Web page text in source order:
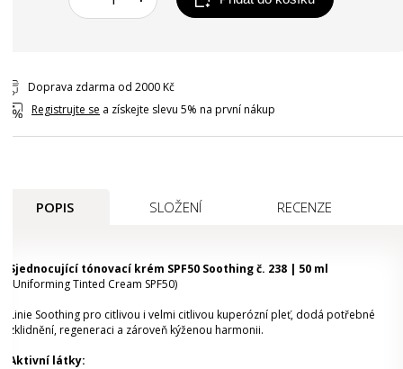
Doprava zdarma od 2000 Kč
Registrujte se a získejte slevu 5% na první nákup
POPIS SLOŽENÍ RECENZE
Sjednocující tónovací krém SPF50 Soothing č. 238 | 50 ml
(Uniforming Tinted Cream SPF50)
Linie Soothing pro citlivou i velmi citlivou kuperózní pleť, dodá potřebné
zklidnění, regeneraci a zároveň kýženou harmonii.
Aktivní látky: